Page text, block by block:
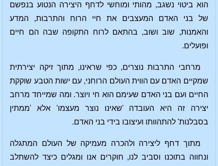
הוא ביטוי נשגב, מהותי ומוחשי לדחף היצירה הנטוע בנפשם
של בני האדם המעצבים את חיי הרוח והתרבות, המדע
והאמנות, שוב ושוב, בהתאם לרוח התקופה שבה הם חיים
ופועלים.
מרחבי התרבות נוצרים, כפי שראינו, מתוך זיקה יצירתית
שמקיים האדם עם הווית העולם הרוחני, עם ישות הטבע שוקקת
החיים ועם בני האדם שעימם הוא חי ויוצר. ומה שמייחד מרחב
יצירה זה היא העובדה 'שאינו נוצר מעצמו' אלא 'ממתין
בסבלנות' להתהוותו ועיצובו בידי בני האדם.
מתוך דחף ליצירה ולהכרה מעמיקה של העולם המתגלה
ונחווה בתוכנו וסביב לנו, חוקרים אנו ומגלים כיצד להשתלב